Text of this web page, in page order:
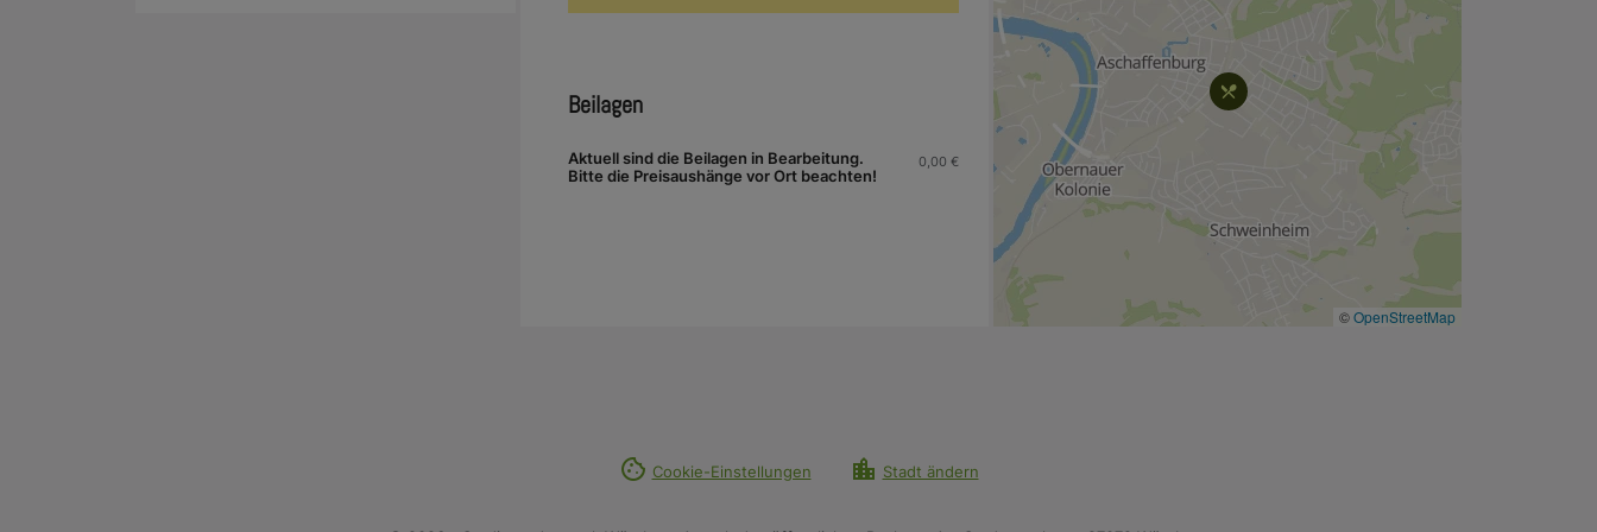
Beilagen
Aktuell sind die Beilagen in Bearbeitung.
Bitte die Preisaushänge vor Ort beachten!
0,00 €
©OpenStreetMap
cookie Cookie-Einstellungen location_city Stadt ändern